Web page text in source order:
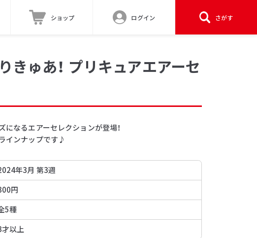
ショップ ログイン さがす
きゅあ！ プリキュアエアーセ
なるエアーセレクションが登場！
インナップです♪
年3月 第3週
円
5種
才以上